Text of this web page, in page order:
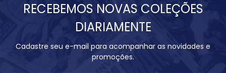
RECEBEMOS NOVAS COLEÇÕES
DIARIAMENTE
Cadastre seu e-mail para acompanhar as novidades e
promoções.